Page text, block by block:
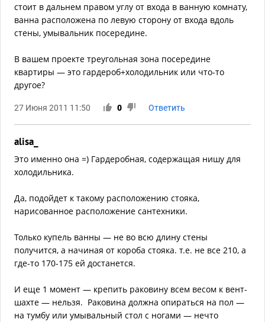
стоит в дальнем правом углу от входа в ванную комнату,
ванна расположена по левую сторону от входа вдоль
стены, умывальник посередине.
В вашем проекте треугольная зона посередине
квартиры — это гардероб+холодильник или что-то
другое?
27 Июня 2011 11:50 0 Ответить
alisa_
Это именно она =) Гардеробная, содержащая нишу для
холодильника.
Да, подойдет к такому расположению стояка,
нарисованное расположение сантехники.
Только купель ванны — не во всю длину стены
получится, а начиная от короба стояка. т.е. не все 210, а
где-то 170-175 ей достанется.
И еще 1 момент — крепить раковину всем весом к вент-
шахте — нельзя. Раковина должна опираться на пол —
на тумбу или умывальный стол с ногами — нечто